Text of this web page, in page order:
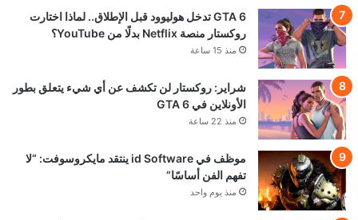
GTA 6 تدخل هوليوود قبل الإطلاق.. لماذا اختارت
روكستار منصة Netflix بدلًا من YouTube؟
منذ 15 ساعة
شراير: روكستار لن تكشف عن أي شيء يتعلق بطور
الأونلاين في GTA 6
منذ 22 ساعة
موظف في id Software ينتقد مايكروسوفت: “لا
تفهم الفن أساسًا”
منذ يوم واحد